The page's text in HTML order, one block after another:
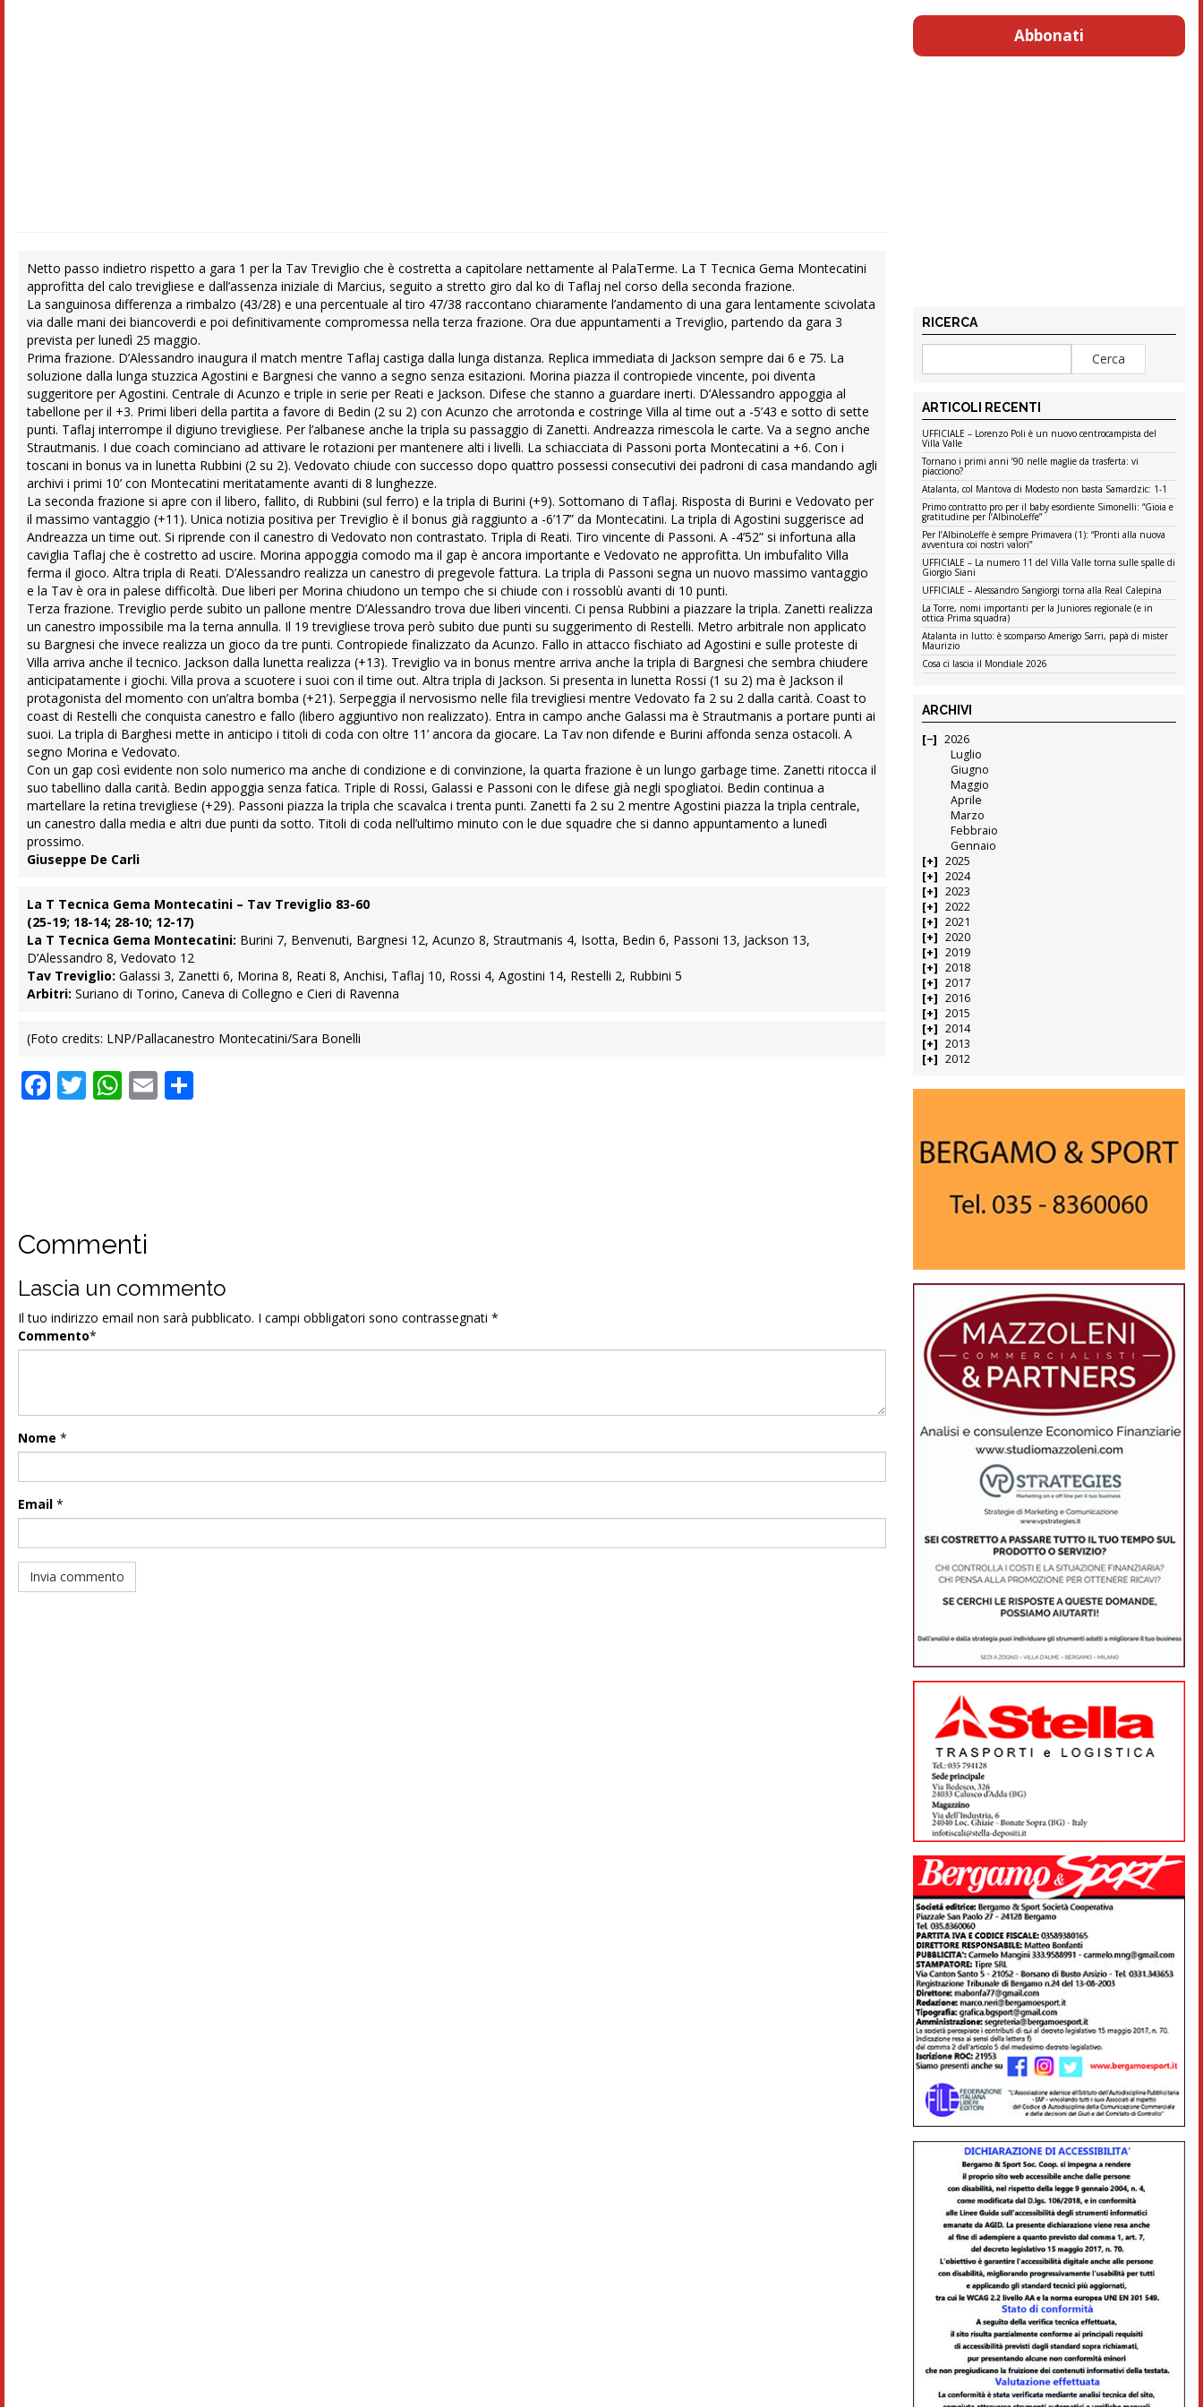
Netto passo indietro rispetto a gara 1 per la Tav Treviglio che è costretta a capitolare nettamente al PalaTerme. La T Tecnica Gema Montecatini
approfitta del calo trevigliese e dall’assenza iniziale di Marcius, seguito a stretto giro dal ko di Taflaj nel corso della seconda frazione.
La sanguinosa differenza a rimbalzo (43/28) e una percentuale al tiro 47/38 raccontano chiaramente l’andamento di una gara lentamente scivolata
via dalle mani dei biancoverdi e poi definitivamente compromessa nella terza frazione. Ora due appuntamenti a Treviglio, partendo da gara 3
prevista per lunedì 25 maggio.
Prima frazione. D’Alessandro inaugura il match mentre Taflaj castiga dalla lunga distanza. Replica immediata di Jackson sempre dai 6 e 75. La
soluzione dalla lunga stuzzica Agostini e Bargnesi che vanno a segno senza esitazioni. Morina piazza il contropiede vincente, poi diventa
suggeritore per Agostini. Centrale di Acunzo e triple in serie per Reati e Jackson. Difese che stanno a guardare inerti. D’Alessandro appoggia al
tabellone per il +3. Primi liberi della partita a favore di Bedin (2 su 2) con Acunzo che arrotonda e costringe Villa al time out a -5’43 e sotto di sette
punti. Taflaj interrompe il digiuno trevigliese. Per l’albanese anche la tripla su passaggio di Zanetti. Andreazza rimescola le carte. Va a segno anche
Strautmanis. I due coach cominciano ad attivare le rotazioni per mantenere alti i livelli. La schiacciata di Passoni porta Montecatini a +6. Con i
toscani in bonus va in lunetta Rubbini (2 su 2). Vedovato chiude con successo dopo quattro possessi consecutivi dei padroni di casa mandando agli
archivi i primi 10’ con Montecatini meritatamente avanti di 8 lunghezze.
La seconda frazione si apre con il libero, fallito, di Rubbini (sul ferro) e la tripla di Burini (+9). Sottomano di Taflaj. Risposta di Burini e Vedovato per
il massimo vantaggio (+11). Unica notizia positiva per Treviglio è il bonus già raggiunto a -6’17” da Montecatini. La tripla di Agostini suggerisce ad
Andreazza un time out. Si riprende con il canestro di Vedovato non contrastato. Tripla di Reati. Tiro vincente di Passoni. A -4’52” si infortuna alla
caviglia Taflaj che è costretto ad uscire. Morina appoggia comodo ma il gap è ancora importante e Vedovato ne approfitta. Un imbufalito Villa
ferma il gioco. Altra tripla di Reati. D’Alessandro realizza un canestro di pregevole fattura. La tripla di Passoni segna un nuovo massimo vantaggio
e la Tav è ora in palese difficoltà. Due liberi per Morina chiudono un tempo che si chiude con i rossoblù avanti di 10 punti.
Terza frazione. Treviglio perde subito un pallone mentre D’Alessandro trova due liberi vincenti. Ci pensa Rubbini a piazzare la tripla. Zanetti realizza
un canestro impossibile ma la terna annulla. Il 19 trevigliese trova però subito due punti su suggerimento di Restelli. Metro arbitrale non applicato
su Bargnesi che invece realizza un gioco da tre punti. Contropiede finalizzato da Acunzo. Fallo in attacco fischiato ad Agostini e sulle proteste di
Villa arriva anche il tecnico. Jackson dalla lunetta realizza (+13). Treviglio va in bonus mentre arriva anche la tripla di Bargnesi che sembra chiudere
anticipatamente i giochi. Villa prova a scuotere i suoi con il time out. Altra tripla di Jackson. Si presenta in lunetta Rossi (1 su 2) ma è Jackson il
protagonista del momento con un’altra bomba (+21). Serpeggia il nervosismo nelle fila trevigliesi mentre Vedovato fa 2 su 2 dalla carità. Coast to
coast di Restelli che conquista canestro e fallo (libero aggiuntivo non realizzato). Entra in campo anche Galassi ma è Strautmanis a portare punti ai
suoi. La tripla di Barghesi mette in anticipo i titoli di coda con oltre 11’ ancora da giocare. La Tav non difende e Burini affonda senza ostacoli. A
segno Morina e Vedovato.
Con un gap così evidente non solo numerico ma anche di condizione e di convinzione, la quarta frazione è un lungo garbage time. Zanetti ritocca il
suo tabellino dalla carità. Bedin appoggia senza fatica. Triple di Rossi, Galassi e Passoni con le difese già negli spogliatoi. Bedin continua a
martellare la retina trevigliese (+29). Passoni piazza la tripla che scavalca i trenta punti. Zanetti fa 2 su 2 mentre Agostini piazza la tripla centrale,
un canestro dalla media e altri due punti da sotto. Titoli di coda nell’ultimo minuto con le due squadre che si danno appuntamento a lunedì
prossimo.
Giuseppe De Carli
La T Tecnica Gema Montecatini – Tav Treviglio 83-60
(25-19; 18-14; 28-10; 12-17)
La T Tecnica Gema Montecatini: Burini 7, Benvenuti, Bargnesi 12, Acunzo 8, Strautmanis 4, Isotta, Bedin 6, Passoni 13, Jackson 13,
D’Alessandro 8, Vedovato 12
Tav Treviglio: Galassi 3, Zanetti 6, Morina 8, Reati 8, Anchisi, Taflaj 10, Rossi 4, Agostini 14, Restelli 2, Rubbini 5
Arbitri: Suriano di Torino, Caneva di Collegno e Cieri di Ravenna
(Foto credits: LNP/Pallacanestro Montecatini/Sara Bonelli
Facebook
Twitter
WhatsApp
Email
Commenti
Lascia un commento
Il tuo indirizzo email non sarà pubblicato. I campi obbligatori sono contrassegnati*
Commento*
Nome *
Email *
Abbonati
RICERCA
ARTICOLI RECENTI
UFFICIALE – Lorenzo Poli è un nuovo centrocampista del
Villa Valle
Tornano i primi anni ’90 nelle maglie da trasferta: vi
piacciono?
Atalanta, col Mantova di Modesto non basta Samardzic: 1-1
Primo contratto pro per il baby esordiente Simonelli: “Gioia e
gratitudine per l’AlbinoLeffe”
Per l’AlbinoLeffe è sempre Primavera (1): “Pronti alla nuova
avventura coi nostri valori”
UFFICIALE – La numero 11 del Villa Valle torna sulle spalle di
Giorgio Siani
UFFICIALE – Alessandro Sangiorgi torna alla Real Calepina
La Torre, nomi importanti per la Juniores regionale (e in
ottica Prima squadra)
Atalanta in lutto: è scomparso Amerigo Sarri, papà di mister
Maurizio
Cosa ci lascia il Mondiale 2026
ARCHIVI
2026
Luglio
Giugno
Maggio
Aprile
Marzo
Febbraio
Gennaio
2025
2024
2023
2022
2021
2020
2019
2018
2017
2016
2015
2014
2013
2012